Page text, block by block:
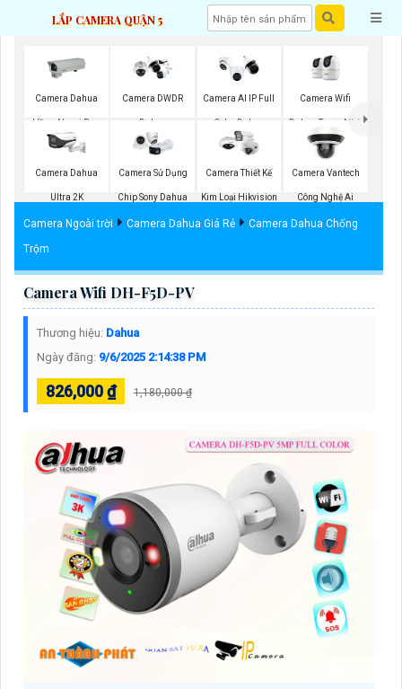
LẮP CAMERA QUẬN 5
Camera Dahua
Hồng Ngoại Ban
Đêm
Camera DWDR
Dahua
Camera AI IP Full
Color Dahua
Camera Wifi
Dahua Trong Nhà
Camera Dahua
Ultra 2K
Camera Sử Dụng
Chip Sony Dahua
Camera Thiết Kế
Kim Loại Hikvision
Camera Vantech
Công Nghệ Ai
Camera Ngoài trời Camera Dahua Giá Rẻ
Camera Dahua Chống
Trộm
Camera Wifi DH-F5D-PV
Thương hiệu: Dahua
Ngày đăng: 9/6/2025 2:14:38 PM
826,000 ₫ 1,180,000 ₫